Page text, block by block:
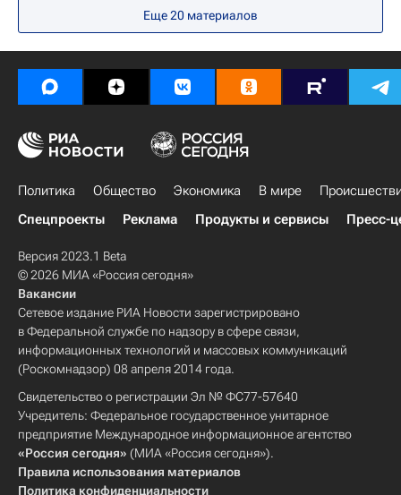
Федеральное агентство по делам Содружества Независимых Государств, соотечественников, проживающих за рубежом, и по международному гуманитарному сотрудничеству (Россотрудничество)
Русская православная церковь
Общество
Еще20 материалов
Политика Общество Экономика В мире
Спецпроекты
Реклама Продукты и сервисы Пресс-
Версия 2023.1 Beta
© 2026 МИА «Россия сегодня»
Вакансии
Сетевое издание РИА Новости зарегистрировано
в Федеральной службе по надзору в сфере связи,
информационных технологий и массовых коммуникаций
(Роскомнадзор) 08 апреля 2014 года.
Свидетельство о регистрации Эл № ФС77-57640
Учредитель: Федеральное государственное унитарное
предприятие Международное информационное агентство
«Россия сегодня» (МИА «Россия сегодня»).
Правила использования материалов
Политика конфиденциальности